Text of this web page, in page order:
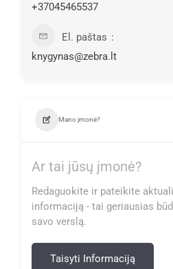
+37045465537
El. paštas
knygynas@zebra.lt
Mano įmonė?
Ar tai jūsų įmonė?
Redaguokite ir pateikite
informaciją - tai geriausias
savo verslą.
Taisyti Informaciją